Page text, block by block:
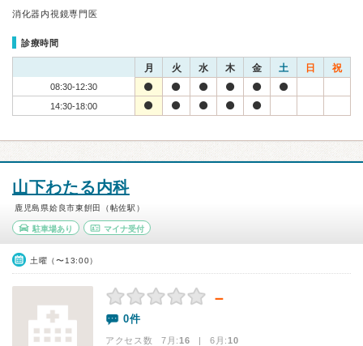
消化器内視鏡専門医
診療時間
月 火 水 木 金 土 日 祝
08:30-12:30
14:30-18:00
山下わたる内科
鹿児島県姶良市東餠田（帖佐駅）
駐車場あり マイナ受付
土曜（〜13:00）
－
0件
アクセス数 7月:16 | 6月:10